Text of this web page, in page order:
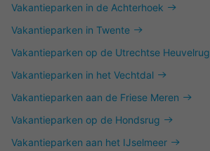
Vakantieparken in de Achterhoek
Vakantieparken in Twente
Vakantieparken op de Utrechtse Heuvelrug
Vakantieparken in het Vechtdal
Vakantieparken aan de Friese Meren
Vakantieparken op de Hondsrug
Vakantieparken aan het IJselmeer